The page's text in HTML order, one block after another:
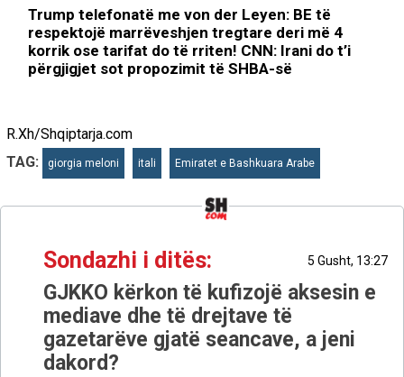
Trump telefonatë me von der Leyen: BE të
respektojë marrëveshjen tregtare deri më 4
korrik ose tarifat do të rriten! CNN: Irani do t’i
përgjigjet sot propozimit të SHBA-së
R.Xh/Shqiptarja.com
TAG:
giorgia meloni itali Emiratet e Bashkuara Arabe
Sondazhi i ditës: 5 Gusht, 13:27
GJKKO kërkon të kufizojë aksesin e
mediave dhe të drejtave të
gazetarëve gjatë seancave, a jeni
dakord?